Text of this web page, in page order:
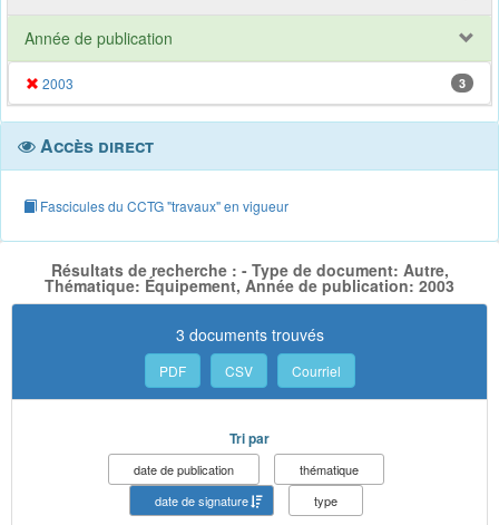
Année de publication
2003 3
Accès direct
Fascicules du CCTG "travaux" en vigueur
Résultats de recherche : - Type de document: Autre,
Thématique: Équipement, Année de publication: 2003
3 documents trouvés
PDF CSV Courriel
Tri par
date de publication
thématique
date de signature
type